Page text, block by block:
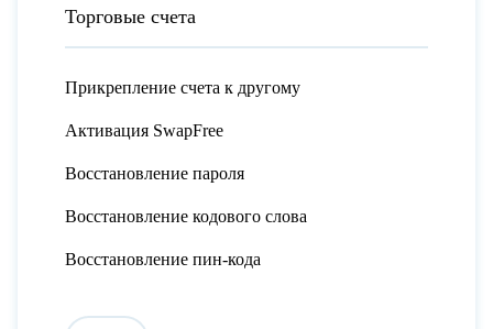
Торговые счета
Прикрепление счета к другому
Активация SwapFree
Восстановление пароля
Восстановление кодового слова
Восстановление пин-кода